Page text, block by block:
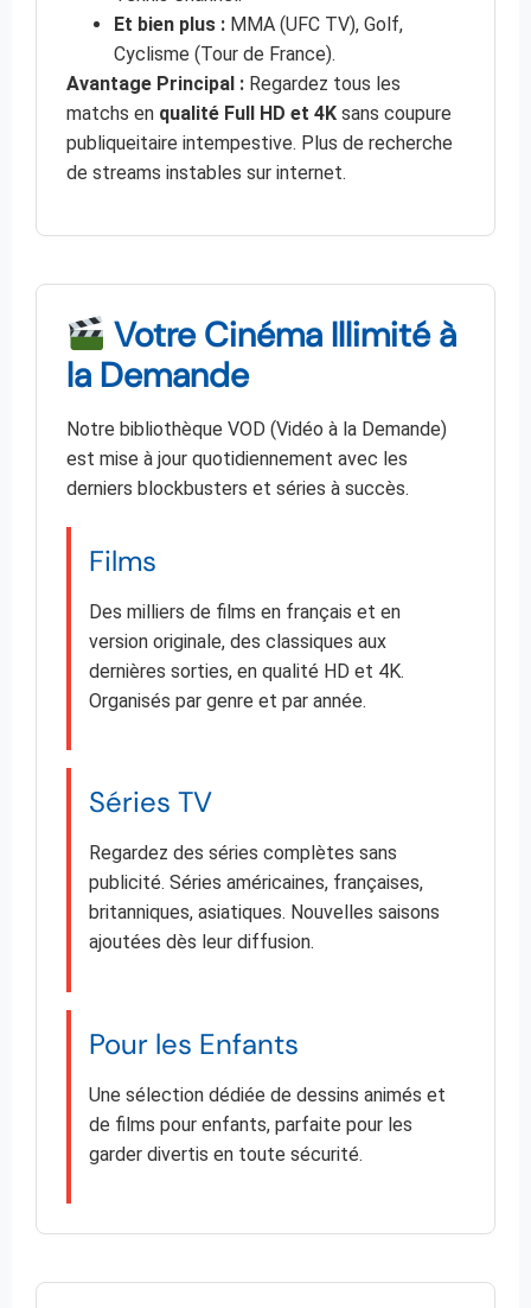
Et bien plus : MMA (UFC TV), Golf,
Cyclisme (Tour de France).
Avantage Principal : Regardez tous les
matchs en qualité Full HD et 4K sans coupure
publiqueitaire intempestive. Plus de recherche
de streams instables sur internet.
Votre Cinéma Illimité à
la Demande
Notre bibliothèque VOD (Vidéo à la Demande)
est mise à jour quotidiennement avec les
derniers blockbusters et séries à succès.
Films
Des milliers de films en français et en
version originale, des classiques aux
dernières sorties, en qualité HD et 4K.
Organisés par genre et par année.
Séries TV
Regardez des séries complètes sans
publicité. Séries américaines, françaises,
britanniques, asiatiques. Nouvelles saisons
ajoutées dès leur diffusion.
Pour les Enfants
Une sélection dédiée de dessins animés et
de films pour enfants, parfaite pour les
garder divertis en toute sécurité.